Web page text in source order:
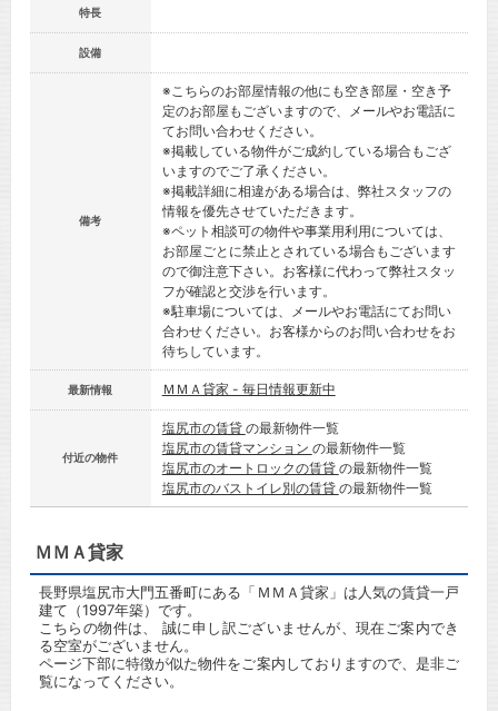
特長
設備
備考
※こちらのお部屋情報の他にも空き部屋・空き予
定のお部屋もございますので、メールやお電話に
てお問い合わせください。
※掲載している物件がご成約している場合もござ
いますのでご了承ください。
※掲載詳細に相違がある場合は、弊社スタッフの
情報を優先させていただきます。
※ペット相談可の物件や事業用利用については、
お部屋ごとに禁止とされている場合もございます
ので御注意下さい。お客様に代わって弊社スタッ
フが確認と交渉を行います。
※駐車場については、メールやお電話にてお問い
合わせください。お客様からのお問い合わせをお
待ちしています。
最新情報 ＭＭＡ貸家 - 毎日情報更新中
付近の物件
塩尻市の賃貸 の最新物件一覧
塩尻市の賃貸マンション の最新物件一覧
塩尻市のオートロックの賃貸 の最新物件一覧
塩尻市のバストイレ別の賃貸 の最新物件一覧
ＭＭＡ貸家
長野県塩尻市大門五番町にある「ＭＭＡ貸家」は人気の賃貸一戸
建て（1997年築）です。
こちらの物件は、 誠に申し訳ございませんが、現在ご案内でき
る空室がございません。
ページ下部に特徴が似た物件をご案内しておりますので、是非ご
覧になってください。